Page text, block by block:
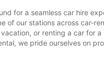
for a seamless car hire
of our stations across car-
or renting a car for
we pride ourselves on